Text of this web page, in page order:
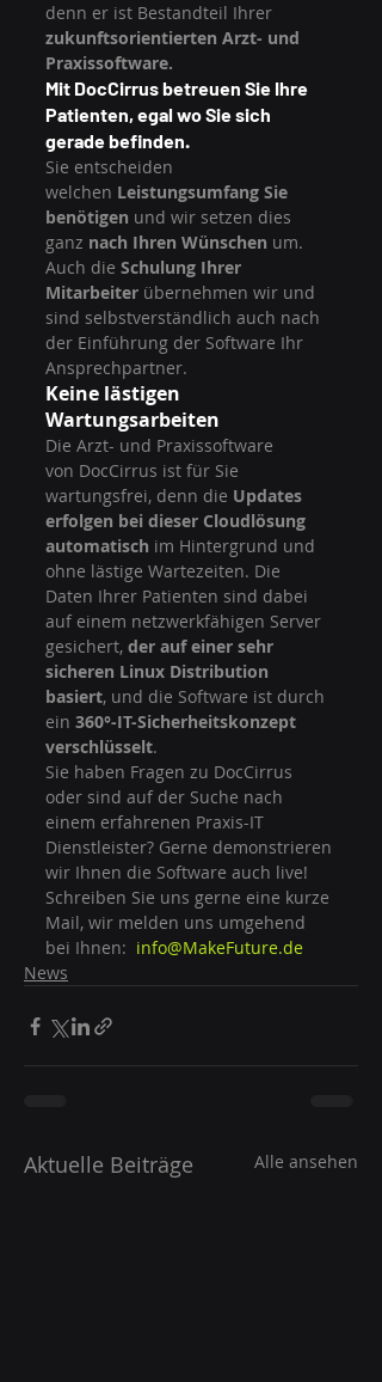
denn er ist Bestandteil Ihrer
zukunftsorientierten Arzt- und
Praxissoftware.
Mit DocCirrus betreuen Sie Ihre
Patienten, egal wo Sie sich
gerade befinden.
Sie entscheiden
welchen Leistungsumfang Sie
benötigen und wir setzen dies
ganz nach Ihren Wünschen um.
Auch die Schulung Ihrer
Mitarbeiter übernehmen wir und
sind selbstverständlich auch nach
der Einführung der Software Ihr
Ansprechpartner.
Keine lästigen
Wartungsarbeiten
Die Arzt- und Praxissoftware
von DocCirrus ist für Sie
wartungsfrei, denn die Updates
erfolgen bei dieser Cloudlösung
automatisch im Hintergrund und
ohne lästige Wartezeiten. Die
Daten Ihrer Patienten sind dabei
auf einem netzwerkfähigen Server
gesichert, der auf einer sehr
sicheren Linux Distribution
basiert, und die Software ist durch
ein 360°-IT-Sicherheitskonzept
verschlüsselt.
Sie haben Fragen zu DocCirrus
oder sind auf der Suche nach
einem erfahrenen Praxis-IT
Dienstleister? Gerne demonstrieren
wir Ihnen die Software auch live!
Schreiben Sie uns gerne eine kurze
Mail, wir melden uns umgehend
bei Ihnen: info@MakeFuture.de
News
Aktuelle Beiträge Alle ansehen